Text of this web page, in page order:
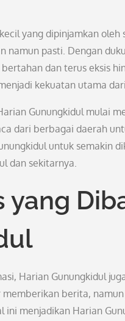
yang dipinjamkan
namun pasti. Dengan
dan terus eksis
kekuatan utama
Gunungkidul mulai
dari berbagai daerah
untuk semakin
dan sekitarnya.
yang
Harian Gunungkidul
berita,
ini menjadikan Harian